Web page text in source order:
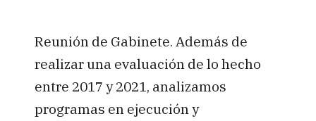
Reunión de Gabinete. Además de
realizar una evaluación de lo hecho
entre 2017 y 2021, analizamos
programas en ejecución y